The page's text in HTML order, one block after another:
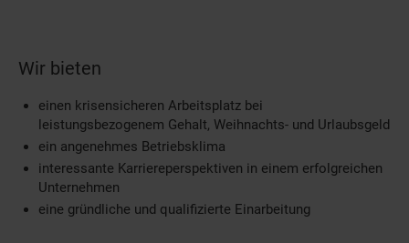
Wir bieten
einen krisensicheren Arbeitsplatz bei
leistungsbezogenem Gehalt, Weihnachts- und Urlaubsgeld
ein angenehmes Betriebsklima
interessante Karriereperspektiven in einem erfolgreichen
Unternehmen
eine gründliche und qualifizierte Einarbeitung